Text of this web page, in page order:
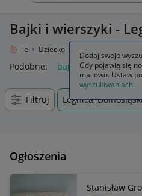
Bajki i wierszyki -
Dziecko
Podobne: bajki i wierszyki
Filtruj Legnica,
Ogłoszenia
Stanisław
Dodaj swoje
Gdy pojawią się
mailowo. Ustaw
wyszukiwaniach.